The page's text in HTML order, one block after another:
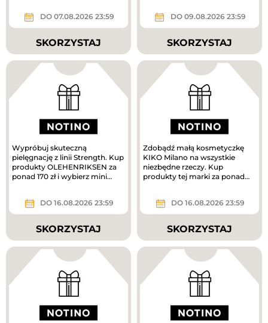
DO 07.08.2026 23:59
SKORZYSTAJ
DO 09.08.2026 23:59
SKORZYSTAJ
Wypróbuj skuteczną
pielęgnację z linii Strength. Kup
produkty OLEHENRIKSEN za
ponad 170 zł i wybierz mini
DO 16.08.2026 23:59
SKORZYSTAJ
Zdobądź małą kosmetyczkę
KIKO Milano na wszystkie
niezbędne rzeczy. Kup
produkty tej marki za ponad
DO 16.08.2026 23:59
SKORZYSTAJ